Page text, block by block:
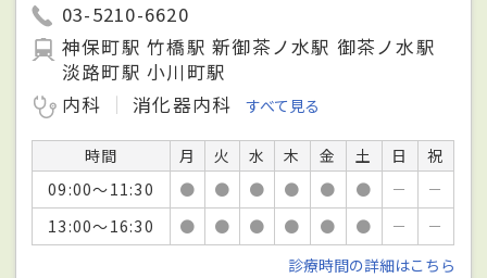
03-5210-6620
神保町駅 竹橋駅 新御茶ノ水駅 御茶ノ水駅
淡路町駅 小川町駅
内科
消化器内科 すべて見る
時間 月 火 水 木 金 土 日
祝
09:00～11:30
● ● ● ● ● ● －
－
13:00～16:30
● ● ● ● ● ● －
－
診療時間の詳細はこちら